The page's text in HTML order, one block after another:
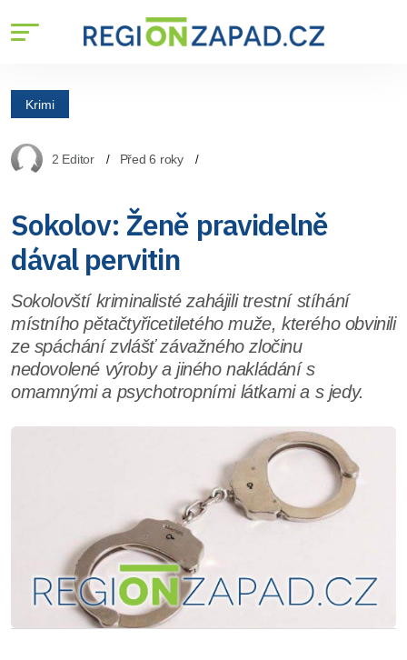
Krimi
2 Editor Před 6 roky
Sokolov: Ženě pravidelně
dával pervitin
Sokolovští kriminalisté zahájili trestní stíhání
místního pětačtyřicetiletého muže, kterého obvinili
ze spáchání zvlášť závažného zločinu
nedovolené výroby a jiného nakládání s
omamnými a psychotropními látkami a s jedy.